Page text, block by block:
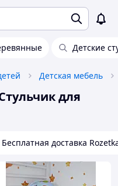
Детские
Детская мебель
для
Бесплатная доставка